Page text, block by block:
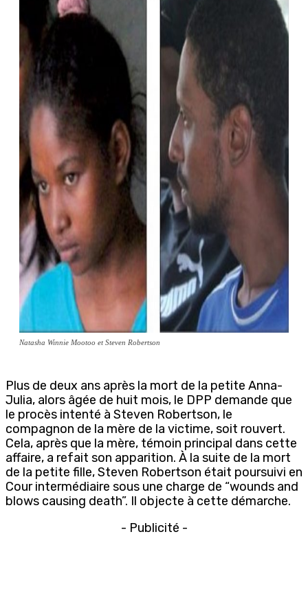
Natasha Winnie Mootoo et Steven Robertson
Plus de deux ans après la mort de la petite Anna-
Julia, alors âgée de huit mois, le DPP demande que
le procès intenté à Steven Robertson, le
compagnon de la mère de la victime, soit rouvert.
Cela, après que la mère, témoin principal dans cette
affaire, a refait son apparition. À la suite de la mort
de la petite fille, Steven Robertson était poursuivi en
Cour intermédiaire sous une charge de “wounds and
blows causing death”. Il objecte à cette démarche.
- Publicité -